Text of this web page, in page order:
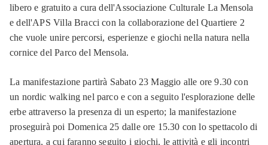
libero e gratuito a cura dell'Associazione Culturale La Mensola
e dell'APS Villa Bracci con la collaborazione del Quartiere 2
che vuole unire percorsi, esperienze e giochi nella natura nella
cornice del Parco del Mensola.
La manifestazione partirà Sabato 23 Maggio alle ore 9.30 con
un nordic walking nel parco e con a seguito l'esplorazione delle
erbe attraverso la presenza di un esperto; la manifestazione
proseguirà poi Domenica 25 dalle ore 15.30 con lo spettacolo di
apertura, a cui faranno seguito i giochi, le attività e gli incontri